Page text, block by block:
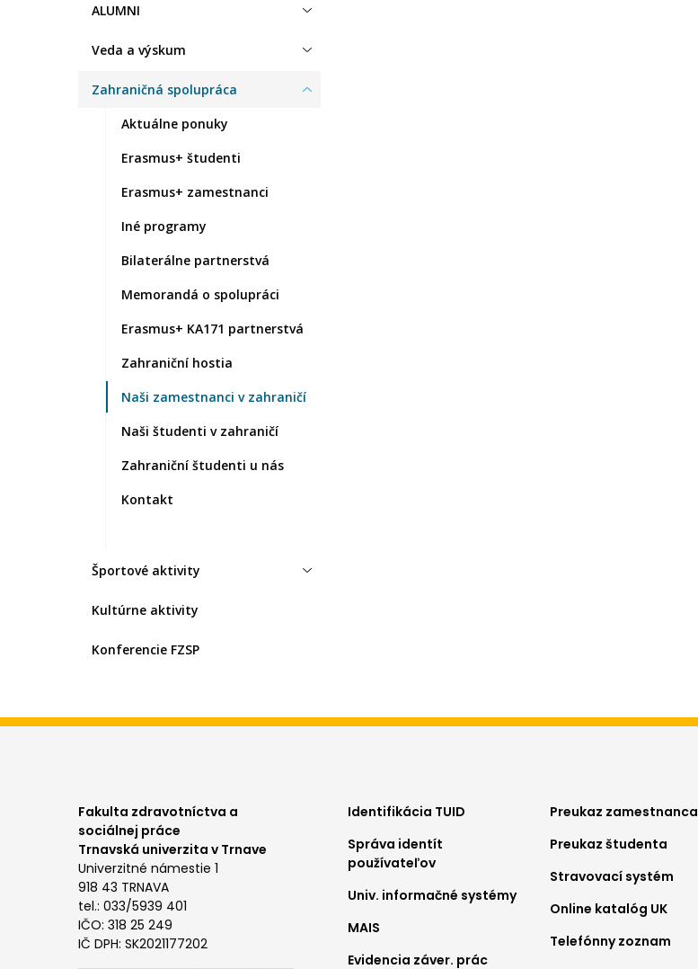
ALUMNI
Veda a výskum
Zahraničná spolupráca
Aktuálne ponuky
Erasmus+ študenti
Erasmus+ zamestnanci
Iné programy
Bilaterálne partnerstvá
Memorandá o spolupráci
Erasmus+ KA171 partnerstvá
Zahraniční hostia
Naši zamestnanci v zahraničí
Naši študenti v zahraničí
Zahraniční študenti u nás
Kontakt
Športové aktivity
Kultúrne aktivity
Konferencie FZSP
Fakulta zdravotníctva a
sociálnej práce
Trnavská univerzita v Trnave
Univerzitné námestie 1
918 43 TRNAVA
tel.: 033/5939 401
IČO: 318 25 249
IČ DPH: SK2021177202
Footer
menu
1
Identifikácia TUID
Správa identít
používateľov
Univ. informačné systémy
MAIS
Evidencia záver. prác
Footer
menu
2
Preukaz zamestnanca
Preukaz študenta
Stravovací systém
Online katalóg UK
Telefónny zoznam